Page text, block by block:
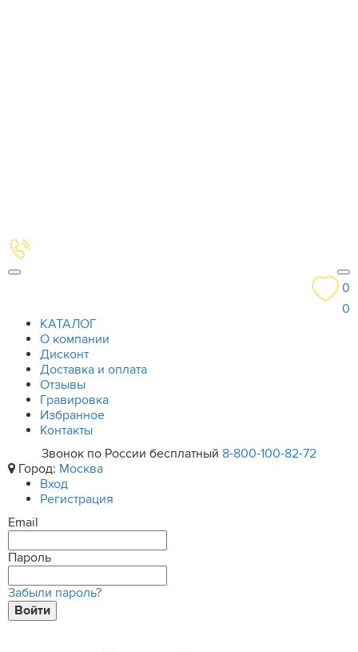
0
0
КАТАЛОГ
О компании
Дисконт
Доставка и оплата
Отзывы
Гравировка
Избранное
Контакты
Звонок по России бесплатный 8-800-100-82-72
Город: Москва
Вход
Регистрация
Email
Пароль
Забыли пароль?
Войти